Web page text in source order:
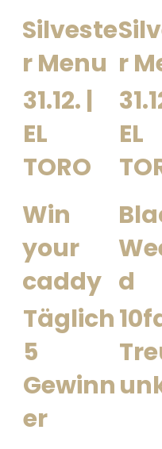
Silveste
r Menu
31.12. |
EL
TORO
r
EL
Win
your
caddy
Täglich
5
Gewinn
er
d